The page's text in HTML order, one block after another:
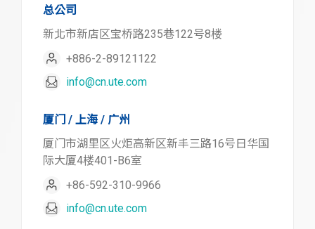
总公司
新北市新店区宝桥路235巷122号8楼
+886-2-89121122
info@cn.ute.com
厦门 / 上海 / 广州
厦门市湖里区火炬高新区新丰三路16号日华国
际大厦4楼401-B6室
+86-592-310-9966
info@cn.ute.com